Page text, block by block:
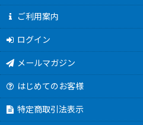
ご利用案内
ログイン
メールマガジン
はじめてのお客様
特定商取引法表示